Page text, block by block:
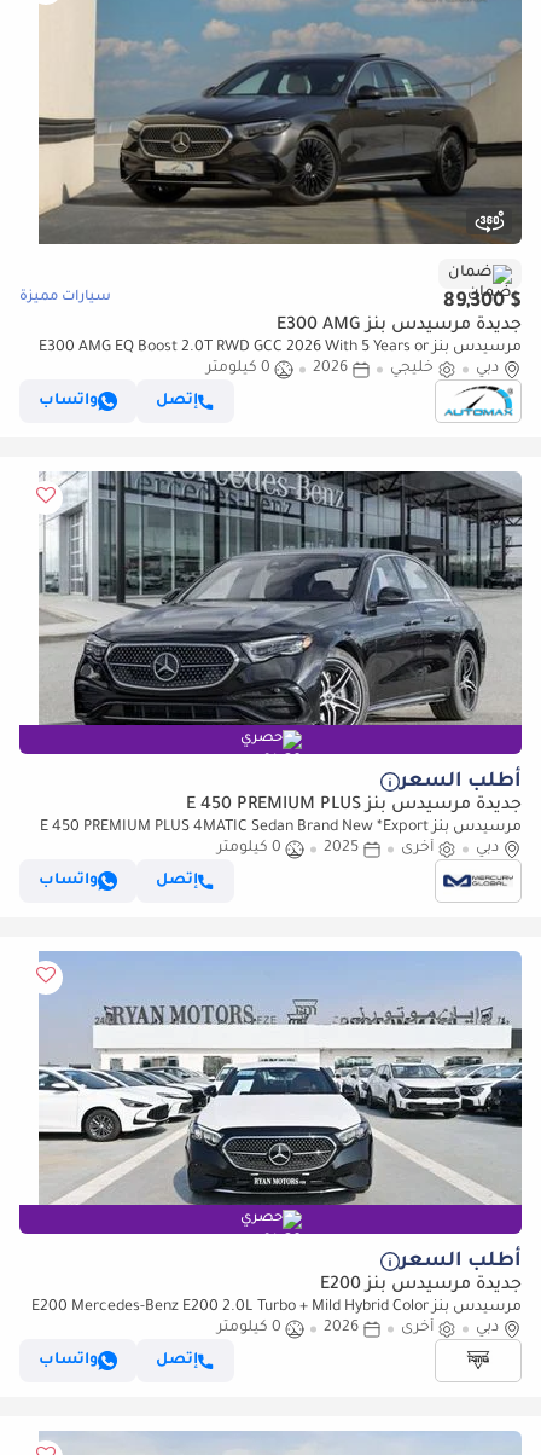
ضمان
$ 89,300 سيارات مميزة
جديدة مرسيدس بنز E300 AMG
مرسيدس بنز E300 AMG EQ Boost 2.0T RWD GCC 2026 With 5 Years or
100,000 Km Warranty @Official Dealer
دبي خليجي 2026
0 كيلومتر
إتصل
واتساب
حصري
أطلب السعر
جديدة مرسيدس بنز E 450 PREMIUM PLUS
مرسيدس بنز E 450 PREMIUM PLUS 4MATIC Sedan Brand New *Export
price*دبي أخرى 2025
0 كيلومتر
إتصل
واتساب
حصري
أطلب السعر
جديدة مرسيدس بنز E200
مرسيدس بنز E200 Mercedes-Benz E200 2.0L Turbo + Mild Hybrid Color
Black Model2026
دبي أخرى 2026
0 كيلومتر
إتصل
واتساب